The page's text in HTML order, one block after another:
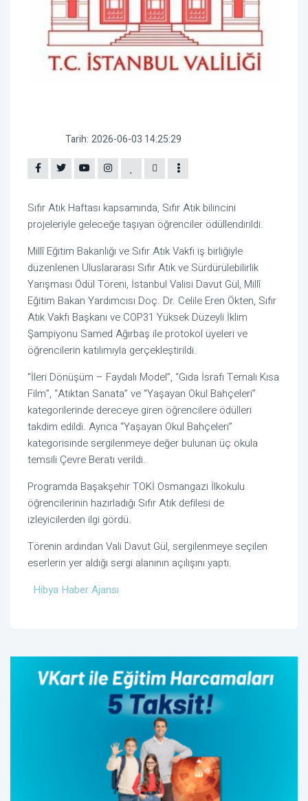
Tarih: 2026-06-03 14:25:29
Sıfır Atık Haftası kapsamında, Sıfır Atık bilincini
projeleriyle geleceğe taşıyan öğrenciler ödüllendirildi.
Millî Eğitim Bakanlığı ve Sıfır Atık Vakfı iş birliğiyle
düzenlenen Uluslararası Sıfır Atık ve Sürdürülebilirlik
Yarışması Ödül Töreni, İstanbul Valisi Davut Gül, Millî
Eğitim Bakan Yardımcısı Doç. Dr. Celile Eren Ökten, Sıfır
Atık Vakfı Başkanı ve COP31 Yüksek Düzeyli İklim
Şampiyonu Samed Ağırbaş ile protokol üyeleri ve
öğrencilerin katılımıyla gerçekleştirildi.
“İleri Dönüşüm – Faydalı Model”, “Gıda İsrafı Temalı Kısa
Film”, “Atıktan Sanata” ve “Yaşayan Okul Bahçeleri”
kategorilerinde dereceye giren öğrencilere ödülleri
takdim edildi. Ayrıca “Yaşayan Okul Bahçeleri”
kategorisinde sergilenmeye değer bulunan üç okula
temsili Çevre Beratı verildi.
Programda Başakşehir TOKİ Osmangazi İlkokulu
öğrencilerinin hazırladığı Sıfır Atık defilesi de
izleyicilerden ilgi gördü.
Törenin ardından Vali Davut Gül, sergilenmeye seçilen
eserlerin yer aldığı sergi alanının açılışını yaptı.
Hibya Haber Ajansı